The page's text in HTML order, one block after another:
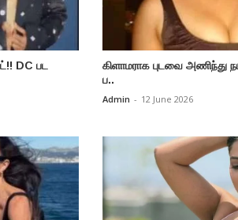
DC பட
கிளாமராக புடவை அணிந்து
ப..
Admin - 12 June 2026